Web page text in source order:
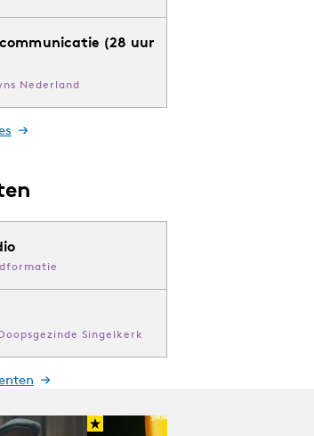
(28 uur
Nederland
Singelkerk